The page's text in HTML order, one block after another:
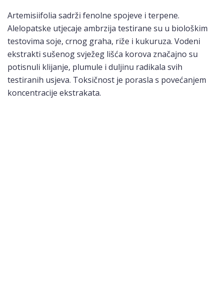
Artemisiifolia sadrži fenolne spojeve i terpene.
Alelopatske utjecaje ambrzija testirane su u biološkim
testovima soje, crnog graha, riže i kukuruza. Vodeni
ekstrakti sušenog svježeg lišća korova značajno su
potisnuli klijanje, plumule i duljinu radikala svih
testiranih usjeva. Toksičnost je porasla s povećanjem
koncentracije ekstrakata.